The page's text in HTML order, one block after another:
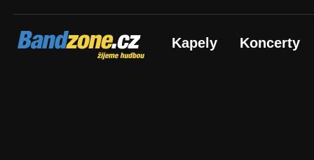
Bandzone.cz
žijeme hudbou Kapely Koncerty